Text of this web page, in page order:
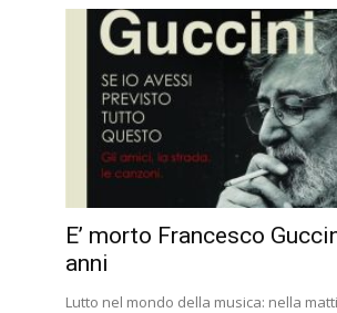
E’ morto Francesco
anni
Lutto nel mondo della musica: nella